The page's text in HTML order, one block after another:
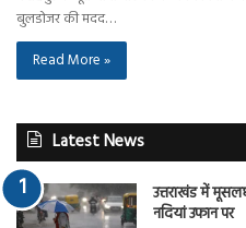
बुलडोजर की मदद…
Read More »
Latest News
उत्तराखंड में
नदियां उफान पर